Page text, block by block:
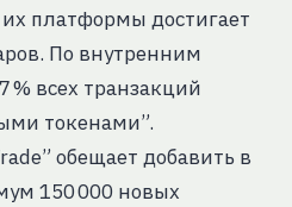
платформы достигает
По внутренним
всех транзакций
токенами”.
обещает добавить в
150 000 новых